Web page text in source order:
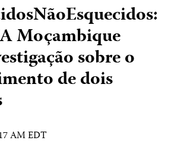
Moçambique
sobre o
de dois
AM EDT